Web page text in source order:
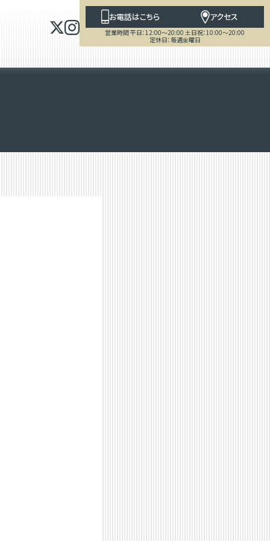
お電話はこちら アクセス
営業時間 平日：12:00～20:00 土日祝：10:00～20:00
定休日：毎週金曜日